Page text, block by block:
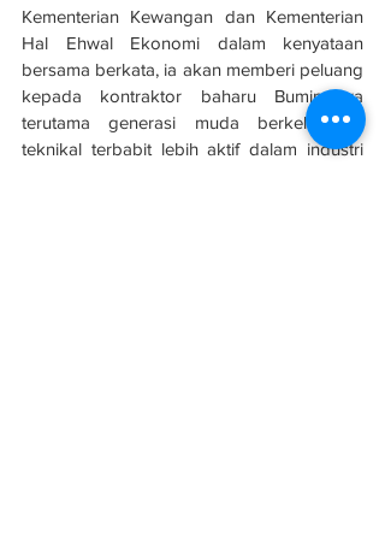
Kementerian Kewangan dan Kementerian
Hal Ehwal Ekonomi dalam kenyataan
bersama berkata, ia akan memberi peluang
kepada kontraktor baharu Bumiputera
terutama generasi muda berkelayakan
teknikal terbabit lebih aktif dalam industri